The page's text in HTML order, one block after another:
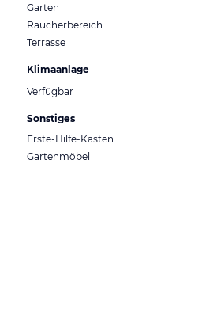
Garten
Raucherbereich
Terrasse
Klimaanlage
Verfügbar
Sonstiges
Erste-Hilfe-Kasten
Gartenmöbel